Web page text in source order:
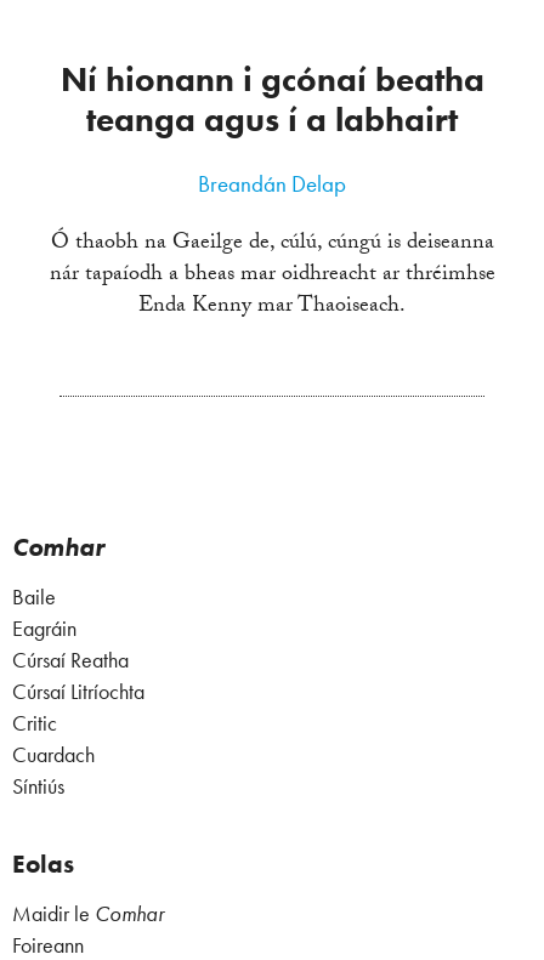
Ní hionann i gcónaí beatha
teanga agus í a labhairt
Breandán Delap
Ó thaobh na Gaeilge de, cúlú, cúngú is deiseanna
nár tapaíodh a bheas mar oidhreacht ar thréimhse
Enda Kenny mar Thaoiseach.
Comhar
Baile
Eagráin
Cúrsaí Reatha
Cúrsaí Litríochta
Critic
Cuardach
Síntiús
Eolas
Maidir le Comhar
Foireann